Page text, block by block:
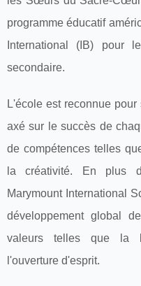
programme éducatif
International (IB) pour
secondaire.
L'école est reconnue
axé sur le succès de
de compétences telles
la créativité. En plus
Marymount International
développement global
valeurs telles que la
l'ouverture d'esprit.